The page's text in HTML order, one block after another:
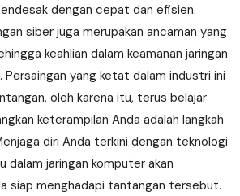
dengan cepat dan efisien.
siber juga merupakan ancaman yang
keahlian dalam keamanan jaringan
yang ketat dalam industri ini
oleh karena itu, terus belajar
keterampilan Anda adalah langkah
diri Anda terkini dengan teknologi
dalam jaringan komputer akan
siap menghadapi tantangan tersebut.